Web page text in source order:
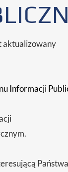
aktualizowany
Informacji